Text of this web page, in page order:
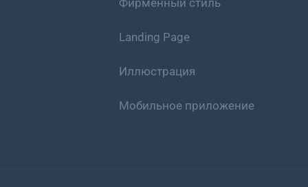
Landing Page
Иллюстрация
Мобильное приложение